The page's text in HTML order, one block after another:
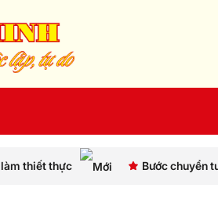
Bước chuyển tư duy và hành động